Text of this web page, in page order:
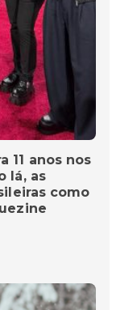
11 anos nos
lá, as
como